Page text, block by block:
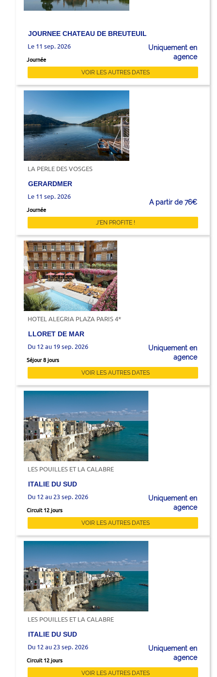
JOURNEE CHATEAU DE BREUTEUIL
Le 11 sep. 2026
Journée
Uniquement en
agence
VOIR LES AUTRES DATES
LA PERLE DES VOSGES
GERARDMER
Le 11 sep. 2026
Journée
A partir de 76€
J'EN PROFITE !
HOTEL ALEGRIA PLAZA PARIS 4*
LLORET DE MAR
Du 12 au 19 sep. 2026
Séjour 8 jours
Uniquement en
agence
VOIR LES AUTRES DATES
LES POUILLES ET LA CALABRE
ITALIE DU SUD
Du 12 au 23 sep. 2026
Circuit 12 jours
Uniquement en
agence
VOIR LES AUTRES DATES
LES POUILLES ET LA CALABRE
ITALIE DU SUD
Du 12 au 23 sep. 2026
Circuit 12 jours
Uniquement en
agence
VOIR LES AUTRES DATES